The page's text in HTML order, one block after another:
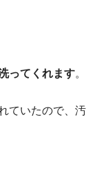
ってくれます。
ていたので、汚